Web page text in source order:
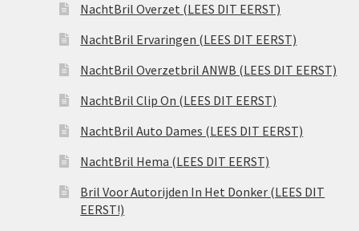
NachtBril Overzet (LEES DIT EERST)
NachtBril Ervaringen (LEES DIT EERST)
NachtBril Overzetbril ANWB (LEES DIT EERST)
NachtBril Clip On (LEES DIT EERST)
NachtBril Auto Dames (LEES DIT EERST)
NachtBril Hema (LEES DIT EERST)
Bril Voor Autorijden In Het Donker (LEES DIT
EERST!)